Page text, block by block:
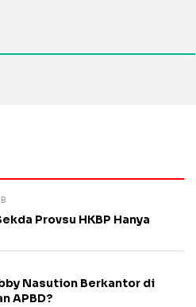
Provsu HKBP Hanya
Nasution Berkantor di
APBD?